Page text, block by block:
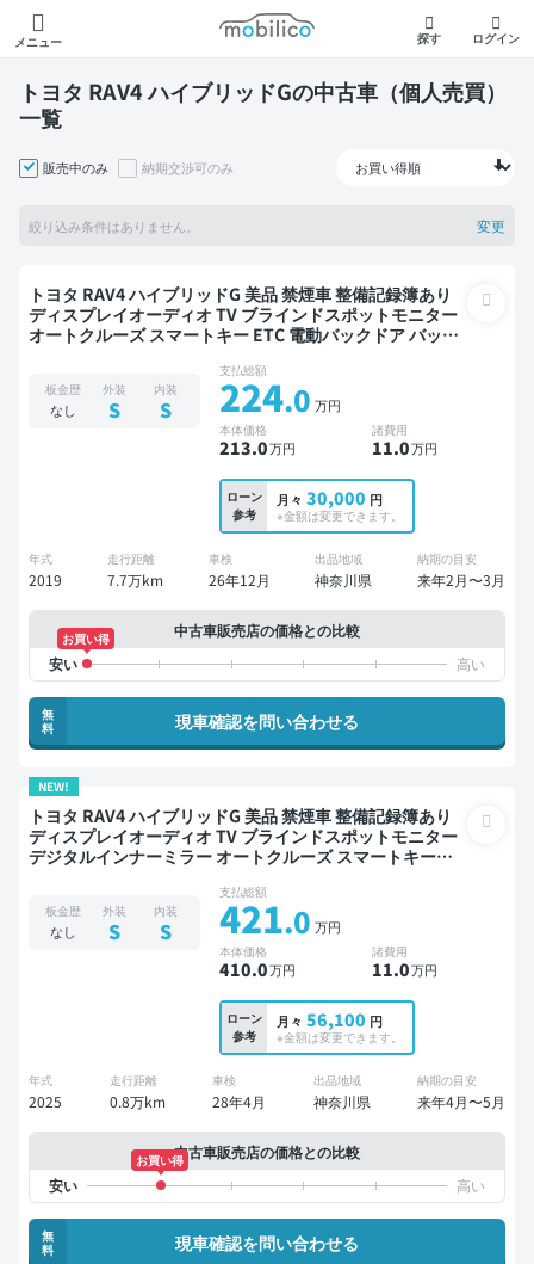
メニュー
モビリコ
探す ログイン
トヨタ RAV4 ハイブリッドGの中古車（個人売買）
一覧
販売中のみ 納期交渉可のみ
絞り込み条件はありません。 変更
トヨタ RAV4 ハイブリッドG 美品 禁煙車 整備記録簿あり
ディスプレイオーディオ TV ブラインドスポットモニター
オートクルーズ スマートキー ETC 電動バックドア バック
板金歴
なし
外装
S
内装
S
支払総額
224.0 万円
本体価格
213.0万円
諸費用
11.0万円
ローン
参考
月々 30,000 円
※金額は変更できます。
年式
2019
走行距離
7.7万km
車検
26年12月
出品地域
神奈川県
納期の目安
来年2月〜3月
中古車販売店の価格との比較
お買い得
無
料
現車確認を問い合わせる
NEW!
トヨタ RAV4 ハイブリッドG 美品 禁煙車 整備記録簿あり
ディスプレイオーディオ TV ブラインドスポットモニター
デジタルインナーミラー オートクルーズ スマートキー
板金歴
なし
外装
S
内装
S
支払総額
421.0 万円
本体価格
410.0万円
諸費用
11.0万円
ローン
参考
月々 56,100 円
※金額は変更できます。
年式
2025
走行距離
0.8万km
車検
28年4月
出品地域
神奈川県
納期の目安
来年4月〜5月
中古車販売店の価格との比較
お買い得
無
料
現車確認を問い合わせる